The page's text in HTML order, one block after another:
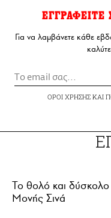
ΕΓΓΡΑΦΕΙΤΕ
Για να λαμβάνετε κάθε
ΟΡΟΙ ΧΡΗΣΗΣΚΑΙ
Το θολό και δύσκολο
Μονής Σινά